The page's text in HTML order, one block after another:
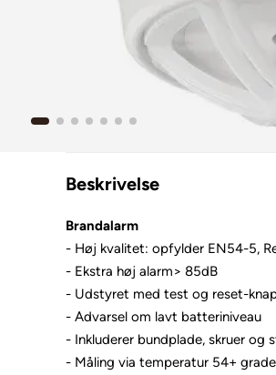
Beskrivelse
Brandalarm
- Høj kvalitet: opfylder EN54-5,
- Ekstra høj alarm> 85dB
- Udstyret med test og reset-
- Advarsel om lavt batteriniveau
- Inkluderer bundplade, skruer og
- Måling via temperatur 54+